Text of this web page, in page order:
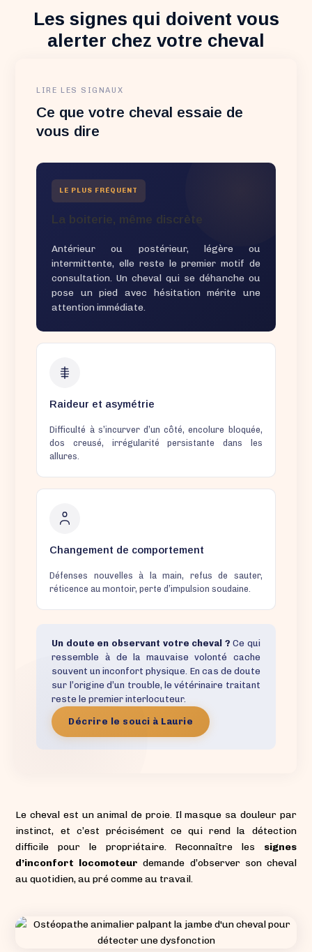
Les signes qui doivent vous
alerter chez votre cheval
LIRE LES SIGNAUX
Ce que votre cheval essaie de
vous dire
LE PLUS FRÉQUENT
La boiterie, même discrète
Antérieur ou postérieur, légère ou
intermittente, elle reste le premier motif de
consultation. Un cheval qui se déhanche ou
pose un pied avec hésitation mérite une
attention immédiate.
Raideur et asymétrie
Difficulté à s’incurver d’un côté, encolure bloquée,
dos creusé, irrégularité persistante dans les
allures.
Changement de comportement
Défenses nouvelles à la main, refus de sauter,
réticence au montoir, perte d’impulsion soudaine.
Un doute en observant votre cheval ? Ce qui
ressemble à de la mauvaise volonté cache
souvent un inconfort physique. En cas de doute
sur l’origine d’un trouble, le vétérinaire traitant
reste le premier interlocuteur.
Décrire le souci à Laurie
Le cheval est un animal de proie. Il masque sa douleur par
instinct, et c’est précisément ce qui rend la détection
difficile pour le propriétaire. Reconnaître les signes
d’inconfort locomoteur demande d’observer son cheval
au quotidien, au pré comme au travail.